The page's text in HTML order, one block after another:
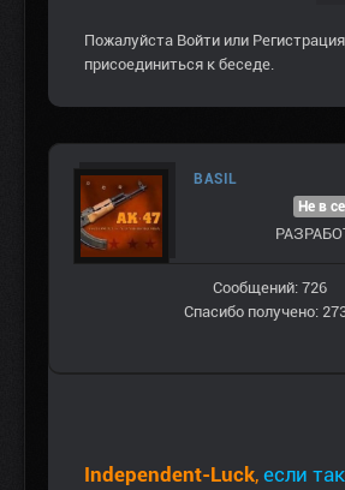
Пожалуйста Войти или Регистрация
присоединиться к беседе.
BASIL
Не в
Сообщений: 726
Спасибо получено:
Independent-Luck, если